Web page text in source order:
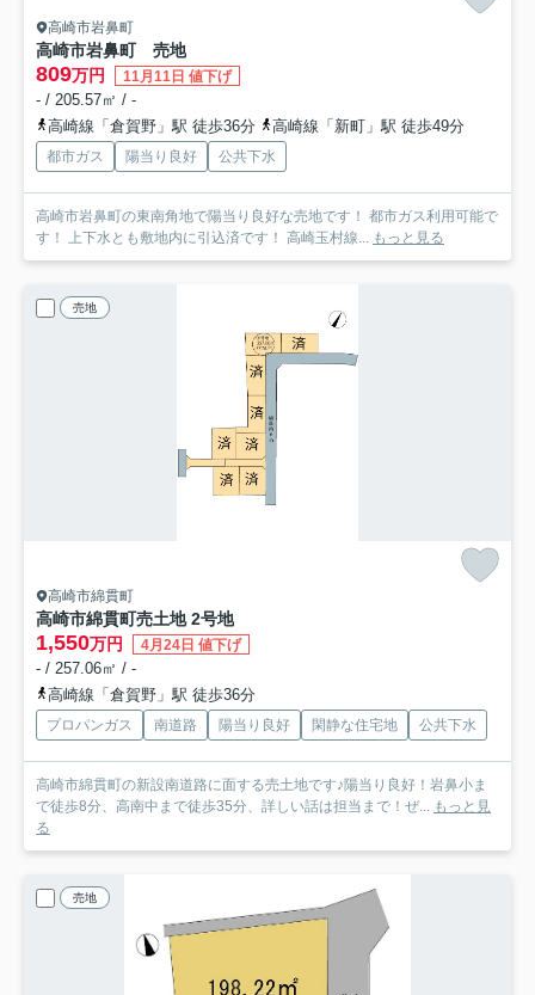
高崎市岩鼻町
高崎市岩鼻町 売地
809万円 11月11日 値下げ
- / 205.57㎡ / -
高崎線「倉賀野」駅 徒歩36分
高崎線「新町」駅 徒歩49分
都市ガス 陽当り良好 公共下水
高崎市岩鼻町の東南角地で陽当り良好な売地です！ 都市ガス利用可能で
す！ 上下水とも敷地内に引込済です！ 高崎玉村線... もっと見る
売地
高崎市綿貫町
高崎市綿貫町売土地 2号地
1,550万円 4月24日 値下げ
- / 257.06㎡ / -
高崎線「倉賀野」駅 徒歩36分
プロパンガス 南道路 陽当り良好 閑静な住宅地 公共下水
高崎市綿貫町の新設南道路に面する売土地です♪陽当り良好！岩鼻小ま
で徒歩8分、高南中まで徒歩35分、詳しい話は担当まで！ぜ... もっと見
る
売地